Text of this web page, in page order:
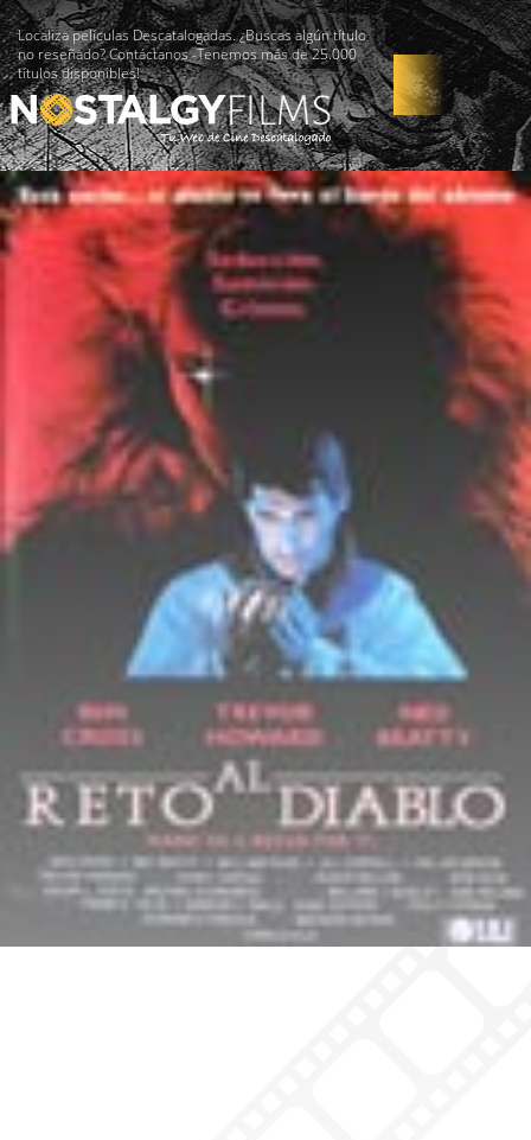
Localiza películas Descatalogadas. ¿Buscas algún título
no reseñado? Contáctanos -Tenemos más de 25.000
títulos disponibles!